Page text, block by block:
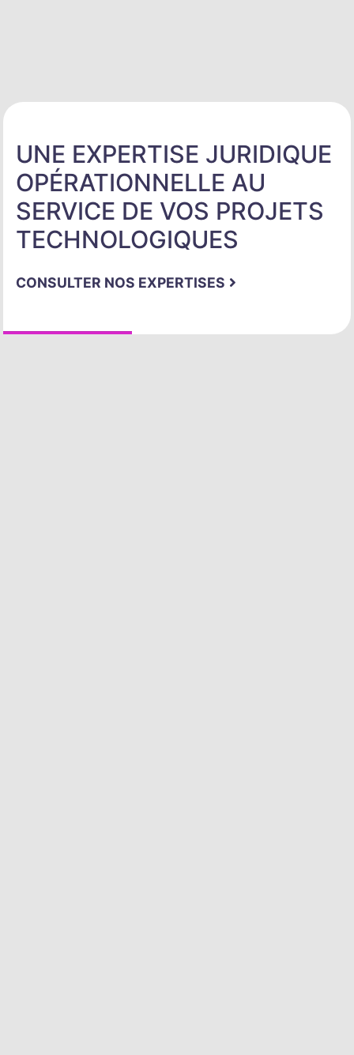
UNE EXPERTISE JURIDIQUE
OPÉRATIONNELLE AU
SERVICE DE VOS PROJETS
TECHNOLOGIQUES
CONSULTER NOS EXPERTISES